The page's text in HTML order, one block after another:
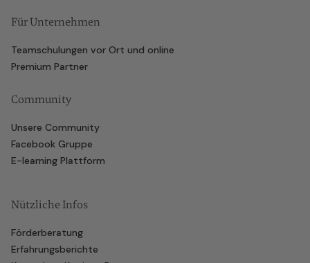
Für Unternehmen
Teamschulungen vor Ort und online
Premium Partner
Community
Unsere Community
Facebook Gruppe
E-learning Plattform
Nützliche Infos
Förderberatung
Erfahrungsberichte